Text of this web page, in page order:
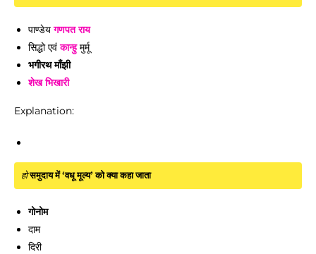
पाण्डेयगणपत राय
सिद्धो एवंकान्हुमुर्मू
भगीरथ माँझी
शेख भिखारी
Explanation:
होसमुदाय में ‘वधू मूल्य’ को क्या कहा जाता
गोनोम
दाम
दिरी